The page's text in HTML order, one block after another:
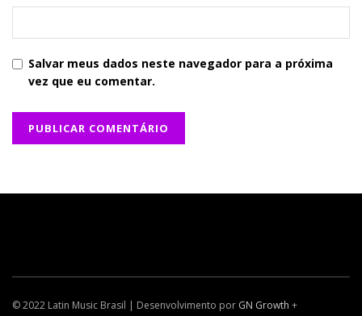
Salvar meus dados neste navegador para a próxima
vez que eu comentar.
© 2022 Latin Music Brasil | Desenvolvimento por GN Growth +